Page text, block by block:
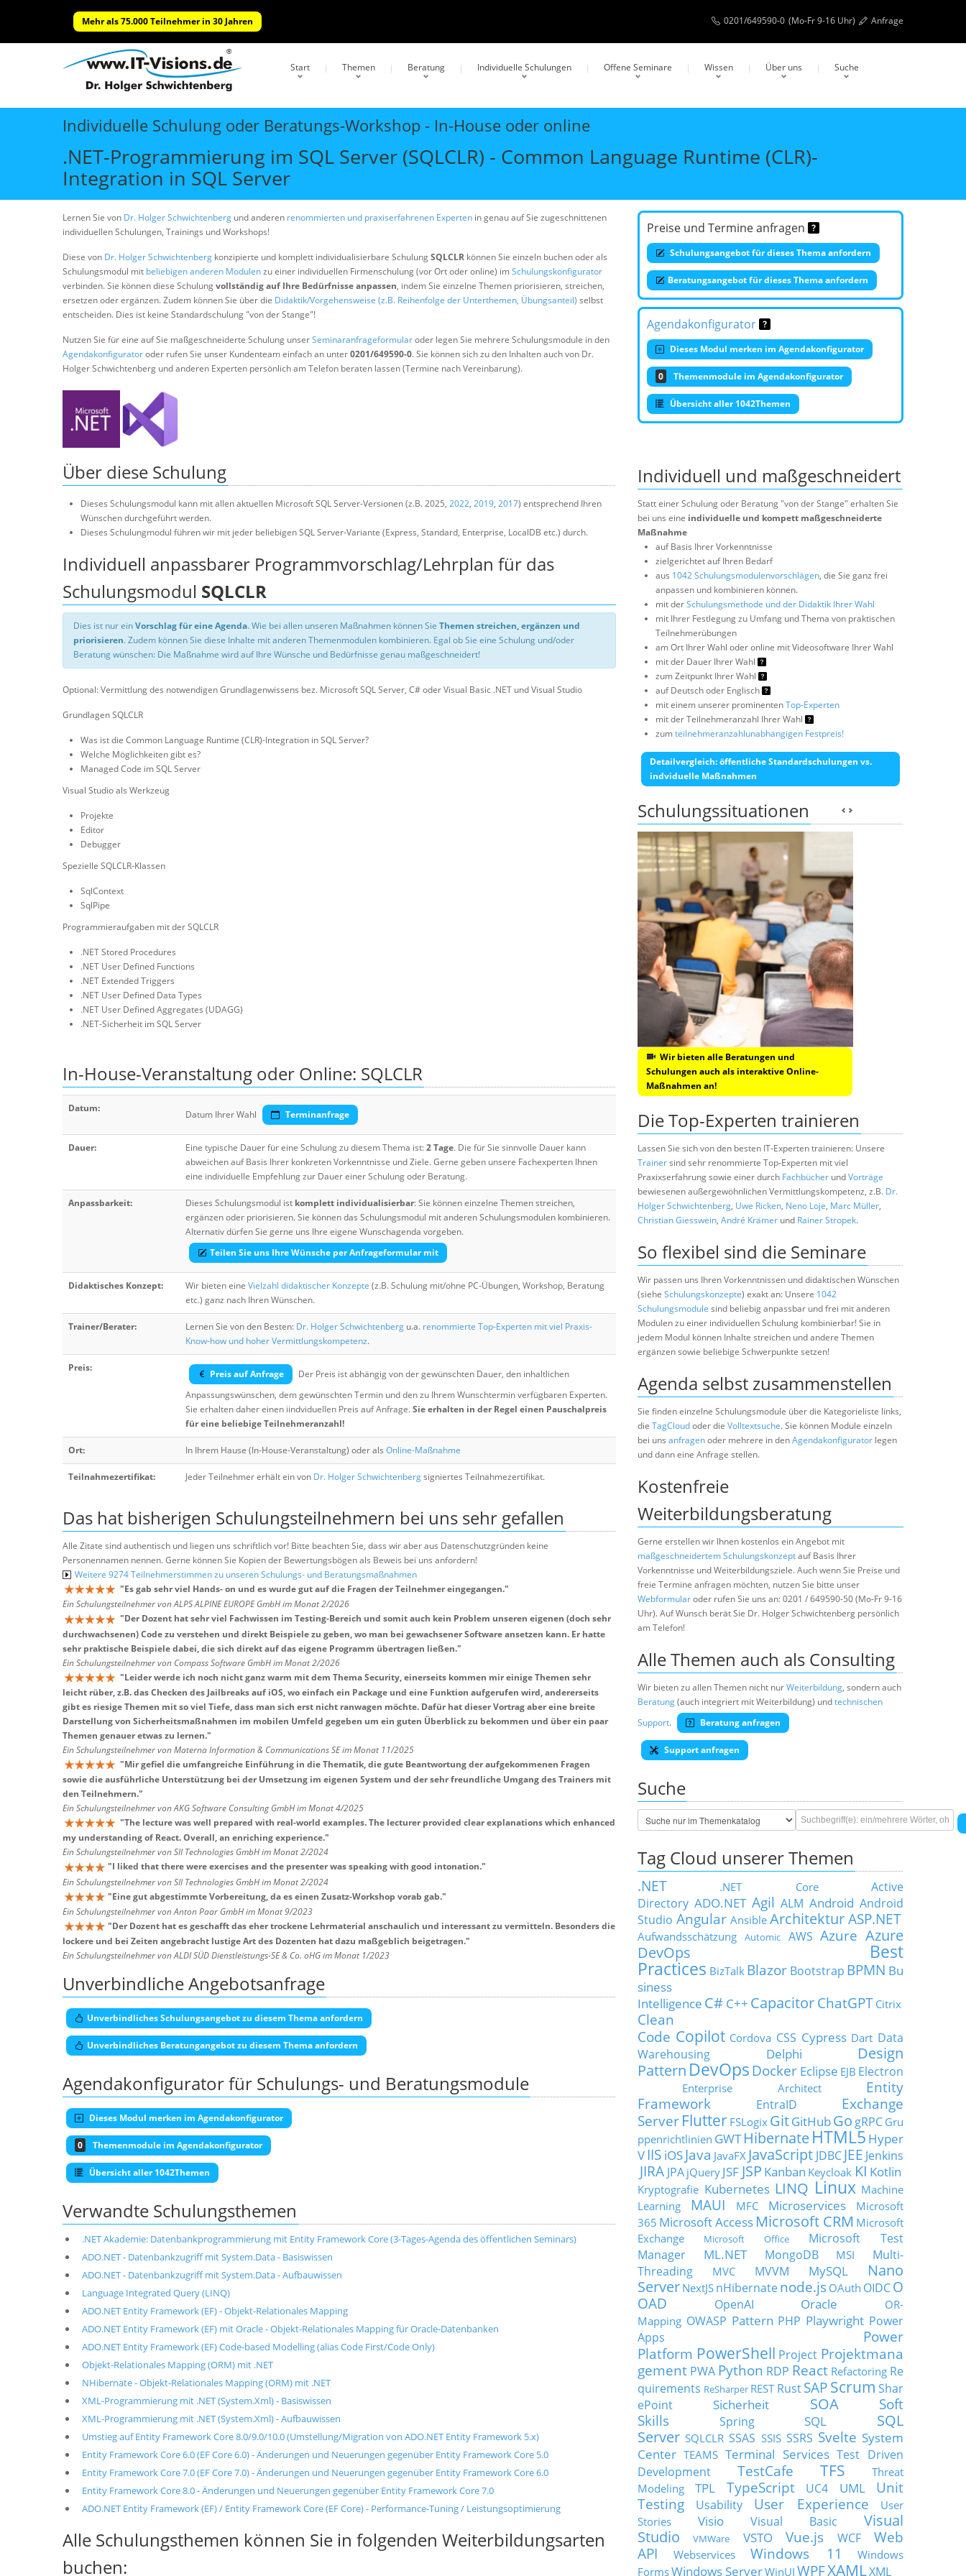
Mehr als 75.000 Teilnehmer in 30 Jahren 0201/649590-0 (Mo-Fr 9-16 Uhr) Anfrage
Start Themen Beratung Individuelle Schulungen Offene Seminare Wissen Über uns Suche
Individuelle Schulung oder Beratungs-Workshop - In-House oder online
.NET-Programmierung im SQL Server (SQLCLR) - Common Language Runtime (CLR)-
Integration in SQL Server
Lernen Sie von Dr. Holger Schwichtenberg und anderen renommierten und praxiserfahrenen Experten in genau auf Sie zugeschnittenen
individuellen Schulungen, Trainings und Workshops!
Diese von Dr. Holger Schwichtenberg konzipierte und komplett individualisierbare SchulungSQLCLR können Sie einzeln buchen oder als
Schulungsmodul mit beliebigen anderen Modulenzu einer individuellen Firmenschulung (vor Ort oder online) imSchulungskonfigurator
verbinden. Sie können diese Schulungvollständig auf Ihre Bedürfnisse anpassen, indem Sie einzelne Themen priorisieren, streichen,
ersetzen oder ergänzen. Zudem können Sie über die Didaktik/Vorgehensweise (z.B. Reihenfolge der Unterthemen, Übungsanteil) selbst
entscheiden. Dies ist keine Standardschulung "von der Stange"!
Nutzen Sie für eine auf Sie maßgeschneiderte Schulung unserSeminaranfrageformularoder legen Sie mehrere Schulungsmodule in den
Agendakonfiguratoroder rufen Sie unser Kundenteam einfach an unter0201/649590-0. Sie können sich zu den Inhalten auch von Dr.
Holger Schwichtenberg und anderen Experten persönlich am Telefon beraten lassen (Termine nach Vereinbarung).
Preise und Termine anfragen
Schulungsangebot für dieses Thema anfordern
Beratungsangebot für dieses Thema anfordern
Agendakonfigurator
Dieses Modul merken im Agendakonfigurator
0 Themenmodule im Agendakonfigurator
Übersicht aller 1042Themen
Über diese Schulung
Dieses Schulungsmodul kann mit allen aktuellen Microsoft SQL Server-Versionen (z.B. 2025, 2022, 2019, 2017) entsprechend Ihren
Wünschen durchgeführt werden.
Dieses Schulungmodul führen wir mit jeder beliebigen SQL Server-Variante (Express, Standard, Enterprise, LocalDB etc.) durch.
Individuell anpassbarer Programmvorschlag/Lehrplan für das
Schulungsmodul SQLCLR
Dies ist nur einVorschlag für eine Agenda. Wie bei allen unseren Maßnahmen können Sie Themen streichen, ergänzen und
priorisieren. Zudem können Sie diese Inhalte mit anderen Themenmodulen kombinieren. Egal ob Sie eine Schulung und/oder
Beratung wünschen: Die Maßnahme wird auf Ihre Wünsche und Bedürfnisse genau maßgeschneidert!
Optional: Vermittlung des notwendigen Grundlagenwissens bez. Microsoft SQL Server, C# oder Visual Basic .NET und Visual Studio
Grundlagen SQLCLR
Was ist die Common Language Runtime (CLR)-Integration in SQL Server?
Welche Möglichkeiten gibt es?
Managed Code im SQL Server
Visual Studio als Werkzeug
Projekte
Editor
Debugger
Spezielle SQLCLR-Klassen
SqlContext
SqlPipe
Programmieraufgaben mit der SQLCLR
.NET Stored Procedures
.NET User Defined Functions
.NET Extended Triggers
.NET User Defined Data Types
.NET User Defined Aggregates (UDAGG)
.NET-Sicherheit im SQL Server
In-House-Veranstaltung oder Online: SQLCLR
Datum:
Datum Ihrer Wahl Terminanfrage
Dauer: Eine typische Dauer für eine Schulung zu diesem Thema ist:2 Tage. Die für Sie sinnvolle Dauer kann
abweichen auf Basis Ihrer konkreten Vorkenntnisse und Ziele. Gerne geben unsere Fachexperten Ihnen
eine individuelle Empfehlung zur Dauer einer Schulung oder Beratung.
Anpassbarkeit: Dieses Schulungsmodul ist komplett individualisierbar: Sie können einzelne Themen streichen,
ergänzen oder priorisieren. Sie können das Schulungsmodul mit anderen Schulungsmodulen kombinieren.
Alternativ dürfen Sie gerne uns Ihre eigene Wunschagenda vorgeben.
Teilen Sie uns Ihre Wünsche per Anfrageformular mit
Didaktisches Konzept: Wir bieten eine Vielzahl didaktischer Konzepte (z.B. Schulung mit/ohne PC-Übungen, Workshop, Beratung
etc.) ganz nach Ihren Wünschen.
Trainer/Berater: Lernen Sie von den Besten: Dr. Holger Schwichtenberg u.a. renommierte Top-Experten mit viel Praxis-
Know-how und hoher Vermittlungskompetenz.
Preis:
Preis auf Anfrage
Der Preis ist abhängig von der gewünschten Dauer, den inhaltlichen
Anpassungswünschen, dem gewünschten Termin und den zu Ihrem Wunschtermin verfügbaren Experten.
Sie erhalten daher einen iindviduellen Preis auf Anfrage.Sie erhalten in der Regel einen Pauschalpreis
für eine beliebige Teilnehmeranzahl!
Ort: In Ihrem Hause (In-House-Veranstaltung) oder als Online-Maßnahme
Teilnahmezertifikat: Jeder Teilnehmer erhält ein von Dr. Holger Schwichtenbergsigniertes Teilnahmezertifikat.
Das hat bisherigen Schulungsteilnehmern bei uns sehr gefallen
Alle Zitate sind authentisch und liegen uns schriftlich vor! Bitte beachten Sie, dass wir aber aus Datenschutzgründen keine
Personennamen nennen. Gerne können Sie Kopien der Bewertungsbögen als Beweis bei uns anfordern!
Weitere 9274 Teilnehmerstimmen zu unseren Schulungs- und Beratungsmaßnahmen
"Es gab sehr viel Hands- on und es wurde gut auf die Fragen der Teilnehmer eingegangen."
Ein Schulungsteilnehmer von ALPS ALPINE EUROPE GmbH im Monat 2/2026
"Der Dozent hat sehr viel Fachwissen im Testing-Bereich und somit auch kein Problem unseren eigenen (doch sehr
durchwachsenen) Code zu verstehen und direkt Beispiele zu geben, wo man bei gewachsener Software ansetzen kann. Er hatte
sehr praktische Beispiele dabei, die sich direkt auf das eigene Programm übertragen ließen."
Ein Schulungsteilnehmer von Compass Software GmbH im Monat 2/2026
"Leider werde ich noch nicht ganz warm mit dem Thema Security, einerseits kommen mir einige Themen sehr
leicht rüber, z.B. das Checken des Jailbreaks auf iOS, wo einfach ein Package und eine Funktion aufgerufen wird, andererseits
gibt es riesige Themen mit so viel Tiefe, dass man sich erst nicht ranwagen möchte. Dafür hat dieser Vortrag aber eine breite
Darstellung von Sicherheitsmaßnahmen im mobilen Umfeld gegeben um ein guten Überblick zu bekommen und über ein paar
Themen genauer etwas zu lernen."
Ein Schulungsteilnehmer von Materna Information & Communications SE im Monat 11/2025
"Mir gefiel die umfangreiche Einführung in die Thematik, die gute Beantwortung der aufgekommenen Fragen
sowie die ausführliche Unterstützung bei der Umsetzung im eigenen System und der sehr freundliche Umgang des Trainers mit
den Teilnehmern."
Ein Schulungsteilnehmer von AKG Software Consulting GmbH im Monat 4/2025
"The lecture was well prepared with real-world examples. The lecturer provided clear explanations which enhanced
my understanding of React. Overall, an enriching experience."
Ein Schulungsteilnehmer von SII Technologies GmbH im Monat 2/2024
"I liked that there were exercises and the presenter was speaking with good intonation."
Ein Schulungsteilnehmer von SII Technologies GmbH im Monat 2/2024
"Eine gut abgestimmte Vorbereitung, da es einen Zusatz-Workshop vorab gab."
Ein Schulungsteilnehmer von Anton Paar GmbH im Monat 9/2023
"Der Dozent hat es geschafft das eher trockene Lehrmaterial anschaulich und interessant zu vermitteln. Besonders die
lockere und bei Zeiten angebracht lustige Art des Dozenten hat dazu maßgeblich beigetragen."
Ein Schulungsteilnehmer von ALDI SÜD Dienstleistungs-SE & Co. oHG im Monat 1/2023
Unverbindliche Angebotsanfrage
Unverbindliches Schulungsangebot zu diesem Thema anfordern
Unverbindliches Beratungangebot zu diesem Thema anfordern
Agendakonfigurator für Schulungs- und Beratungsmodule
Dieses Modul merken im Agendakonfigurator
0 Themenmodule im Agendakonfigurator
Übersicht aller 1042Themen
Verwandte Schulungsthemen
.NET Akademie: Datenbankprogrammierung mit Entity Framework Core (3-Tages-Agenda des öffentlichen Seminars)
ADO.NET - Datenbankzugriff mit System.Data - Basiswissen
ADO.NET - Datenbankzugriff mit System.Data - Aufbauwissen
Language Integrated Query (LINQ)
ADO.NET Entity Framework (EF) - Objekt-Relationales Mapping
ADO.NET Entity Framework (EF) mit Oracle - Objekt-Relationales Mapping für Oracle-Datenbanken
ADO.NET Entity Framework (EF) Code-based Modelling (alias Code First/Code Only)
Objekt-Relationales Mapping (ORM) mit .NET
NHibernate - Objekt-Relationales Mapping (ORM) mit .NET
XML-Programmierung mit .NET (System.Xml) - Basiswissen
XML-Programmierung mit .NET (System.Xml) - Aufbauwissen
Umstieg auf Entity Framework Core 8.0/9.0/10.0 (Umstellung/Migration von ADO.NET Entity Framework 5.x)
Entity Framework Core 6.0 (EF Core 6.0) - Änderungen und Neuerungen gegenüber Entity Framework Core 5.0
Entity Framework Core 7.0 (EF Core 7.0) - Änderungen und Neuerungen gegenüber Entity Framework Core 6.0
Entity Framework Core 8.0 - Änderungen und Neuerungen gegenüber Entity Framework Core 7.0
ADO.NET Entity Framework (EF) / Entity Framework Core (EF Core) - Performance-Tuning / Leistungsoptimierung
Alle Schulungsthemen können Sie in folgenden Weiterbildungsarten
buchen:
Individuell und maßgeschneidert
Statt einer Schulung oder Beratung "von der Stange" erhalten Sie
bei uns eine individuelle und kompett maßgeschneiderte
Maßnahme
auf Basis Ihrer Vorkenntnisse
zielgerichtet auf Ihren Bedarf
aus 1042 Schulungsmodulenvorschlägen, die Sie ganz frei
anpassen und kombinieren können.
mit derSchulungsmethode und der Didaktik Ihrer Wahl
mit Ihrer Festlegung zu Umfang und Thema von praktischen
Teilnehmerübungen
am Ort Ihrer Wahl oder online mit Videosoftware Ihrer Wahl
mit der Dauer Ihrer Wahl
zum Zeitpunkt Ihrer Wahl
auf Deutsch oder Englisch
mit einem unserer prominentenTop-Experten
mit der Teilnehmeranzahl Ihrer Wahl
zumteilnehmeranzahlunabhängigen Festpreis!
Detailvergleich: öffentliche Standardschulungen vs.
indviduelle Maßnahmen
Schulungssituationen
Wir bieten alle Beratungen und
Schulungen auch als interaktive Online-
Maßnahmen an!
Die Top-Experten trainieren
Lassen Sie sich von den besten IT-Experten trainieren: Unsere
Trainersind sehr renommierte Top-Experten mit viel
Praxixserfahrung sowie einer durch Fachbücher undVorträge
bewiesenen außergewöhnlichen Vermittlungskompetenz, z.B. Dr.
Holger Schwichtenberg, Uwe Ricken, Neno Loje, Marc Müller,
Christian Giesswein, André Krämer und Rainer Stropek.
So flexibel sind die Seminare
Wir passen uns Ihren Vorkenntnissen und didaktischen Wünschen
(siehe Schulungskonzepte) exakt an: Unsere 1042
Schulungsmodule sind beliebig anpassbar und frei mit anderen
Modulen zu einer individuellen Schulung kombinierbar! Sie in
jedem Modul können Inhalte streichen und andere Themen
ergänzen sowie beliebige Schwerpunkte setzen!
Agenda selbst zusammenstellen
Sie finden einzelne Schulungsmodule über die Kategorieliste links,
die TagCloudoder die Volltextsuche. Sie können Module einzeln
bei uns anfragenoder mehrere in denAgendakonfigurator legen
und dann eine Anfrage stellen.
Kostenfreie
Weiterbildungsberatung
Gerne erstellen wir Ihnen kostenlos ein Angebot mit
maßgeschneidertem Schulungskonzeptauf Basis Ihrer
Vorkenntnisse und Weiterbildungsziele. Auch wenn Sie Preise und
freie Termine anfragen möchten, nutzen Sie bitte unser
Webformularoder rufen Sie uns an: 0201 / 649590-50 (Mo-Fr 9-16
Uhr). Auf Wunsch berät Sie Dr. Holger Schwichtenberg persönlich
am Telefon!
Alle Themen auch als Consulting
Wir bieten zu allen Themen nicht nurWeiterbildung, sondern auch
Beratung(auch integriert mit Weiterbildung) undtechnischen
Support. Beratung anfragen
Support anfragen
Suche
Tag Cloud unserer Themen
.NET .NET Core
Active
Directory ADO.NET Agil ALM Android Android
Studio Angular Ansible Architektur ASP.NET
Aufwandsschätzung Automic AWS Azure Azure
DevOps
Best
Practices BizTalk Blazor Bootstrap BPMN Bu
siness
Intelligence C# C++ Capacitor ChatGPT Citrix
Clean
Code Copilot Cordova CSS Cypress Dart Data
Warehousing
Delphi
Design
Pattern DevOps Docker Eclipse EJB Electron
Enterprise Architect
Entity
Framework
EntraID
Exchange
Server Flutter FSLogix GitGitHubGo gRPC Gru
ppenrichtlinien GWT HibernateHTML5 Hyper
VIIS iOSJava JavaFX JavaScript JDBC JEE Jenkins
JIRA JPA jQuery JSF JSP Kanban Keycloak KI Kotlin
Kryptografie Kubernetes LINQ Linux Machine
Learning
MAUI MFC Microservices
Microsoft
365 Microsoft Access Microsoft CRM Microsoft
Exchange
Microsoft Office
Microsoft Test
Manager
ML.NET MongoDB MSI
Multi-
Threading
MVC MVVM MySQL
Nano
Server NextJS nHibernatenode.js OAuth OIDCO
OAD
OpenAI Oracle
OR-
Mapping OWASP Pattern PHP Playwright Power
Apps
Power
Platform PowerShell Project Projektmana
gement PWA Python RDP React Refactoring Re
quirements ReSharper REST Rust SAP Scrum Shar
ePoint
Sicherheit SOA
Soft
Skills
Spring SQL
SQL
Server SQLCLR SSAS SSIS SSRS Svelte System
Center TEAMS Terminal Services Test Driven
Development
TestCafe TFS
Threat
Modeling
TPL TypeScript UC4 UML
Unit
Testing
Usability User Experience
User
Stories
Visio Visual Basic
Visual
Studio
VMWare VSTO Vue.js WCF
Web
API
Webservices Windows 11
Windows
FormsWindows ServerWinUI WPFXAMLXML